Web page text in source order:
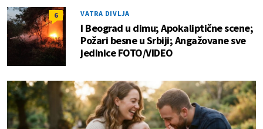
6 VATRA DIVLJA
I Beograd u dimu; Apokaliptične scene;
Požari besne u Srbiji; Angažovane sve
jedinice FOTO/VIDEO